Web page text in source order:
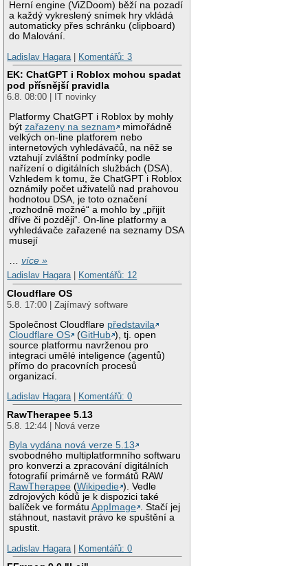
Herní engine (ViZDoom) běží na pozadí
a každý vykreslený snímek hry vkládá
automaticky přes schránku (clipboard)
do Malování.
Ladislav Hagara
Komentářů: 3
EK: ChatGPT i Roblox mohou spadat
pod přísnější pravidla
6.8. 08:00 | IT novinky
Platformy ChatGPT i Roblox by mohly
býtzařazeny na seznam
mimořádně
velkých on-line platforem nebo
internetových vyhledávačů, na něž se
vztahují zvláštní podmínky podle
nařízení o digitálních službách (DSA).
Vzhledem k tomu, že ChatGPT i Roblox
oznámily počet uživatelů nad prahovou
hodnotou DSA, je toto označení
„rozhodně možné“ a mohlo by „přijít
dříve či později“. On-line platformy a
vyhledávače zařazené na seznamy DSA
musejí
…více »
Ladislav Hagara| Komentářů: 12
Cloudflare OS
5.8. 17:00 | Zajímavý software
Společnost Cloudflare představila
Cloudflare OS
(GitHub ), tj. open
source platformu navrženou pro
integraci umělé inteligence (agentů)
přímo do pracovních procesů
organizací.
Ladislav Hagara| Komentářů: 0
RawTherapee 5.13
5.8. 12:44 | Nová verze
Byla vydána nová verze 5.13
svobodného multiplatformního softwaru
pro konverzi a zpracování digitálních
fotografií primárně ve formátů RAW
RawTherapee (Wikipedie ). Vedle
zdrojových kódů je k dispozici také
balíček ve formátuAppImage . Stačí jej
stáhnout, nastavit právo ke spuštění a
spustit.
Ladislav Hagara| Komentářů: 0